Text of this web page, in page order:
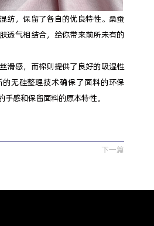
纺，保留了各自的优良特性。桑蚕
透气相结合，给你带来前所未有的
滑感，而棉则提供了良好的吸湿性
无硅整理技术确保了面料的环保
感和保留面料的原本特性。
下一篇